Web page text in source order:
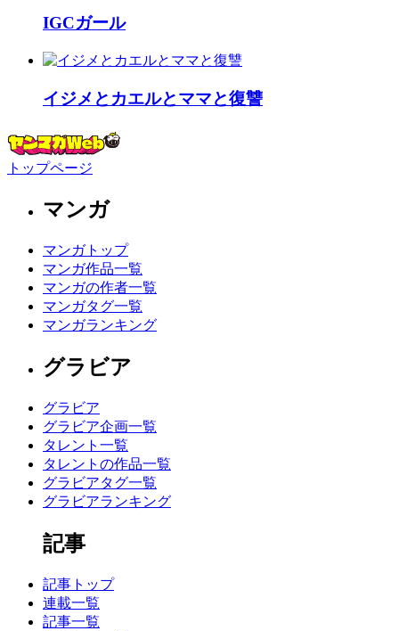
IGCガール
イジメとカエルとママと復讐
トップページ
マンガ
マンガトップ
マンガ作品一覧
マンガの作者一覧
マンガタグ一覧
マンガランキング
グラビア
グラビア
グラビア企画一覧
タレント一覧
タレントの作品一覧
グラビアタグ一覧
グラビアランキング
記事
記事トップ
連載一覧
記事一覧